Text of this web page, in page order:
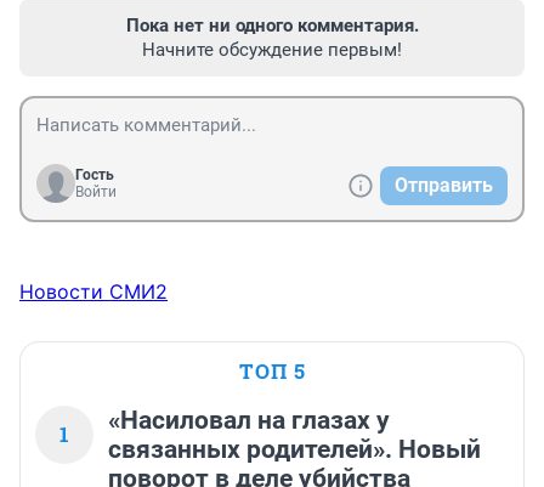
Пока нет ни одного комментария.
Начните обсуждение первым!
Гость
Войти
Отправить
Новости СМИ2
ТОП 5
1
«Насиловал на глазах у
связанных родителей». Новый
поворот в деле убийства